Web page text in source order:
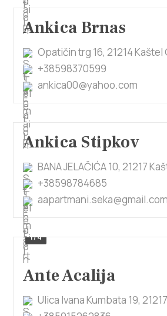
Ankica Brnas
Opatičin trg 16, 21214 Kaštel
+38598370599
ankica00@yahoo.com
Ankica Stipkov
BANA JELAČIĆA 10, 21217
+38598784685
aapartmani.seka@gmail.com
1/4
Ante Acalija
Ulica Ivana Kumbata 19,